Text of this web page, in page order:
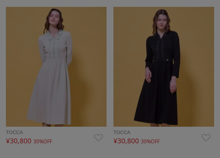
TOCCA
¥30,800 30%OFF
TOCCA
¥30,80030%OFF